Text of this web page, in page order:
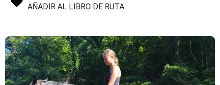
AÑADIR AL LIBRO DE RUTA